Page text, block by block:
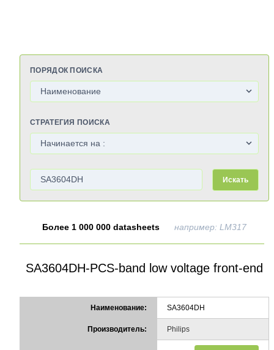
ПОРЯДОК ПОИСКА
СТРАТЕГИЯ ПОИСКА
Искать
Более 1 000 000 datasheets например: LM317
SA3604DH-PCS-band low voltage front-end
Наименование: SA3604DH
Производитель: Philips